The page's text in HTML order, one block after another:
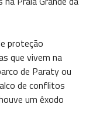
proteção
que vivem na
de Paraty ou
de conflitos
um êxodo